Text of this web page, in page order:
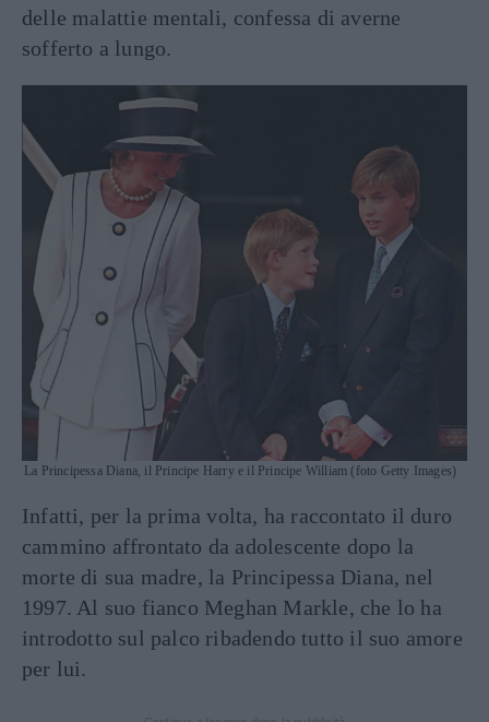
delle malattie mentali, confessa di averne
sofferto a lungo.
La Principessa Diana, il Principe Harry e il Principe William (foto Getty Images)
Infatti, per la prima volta, ha raccontato il duro
cammino affrontato da adolescente dopo la
morte di sua madre, la Principessa Diana, nel
1997. Al suo fianco Meghan Markle, che lo ha
introdotto sul palco ribadendo tutto il suo amore
per lui.